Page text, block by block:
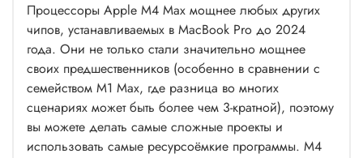
Процессоры Apple M4 Max мощнее любых других
чипов, устанавливаемых в MacBook Pro до 2024
года. Они не только стали значительно мощнее
своих предшественников (особенно в сравнении с
семейством M1 Max, где разница во многих
сценариях может быть более чем 3-кратной), поэтому
вы можете делать самые сложные проекты и
использовать самые ресурсоёмкие программы. M4